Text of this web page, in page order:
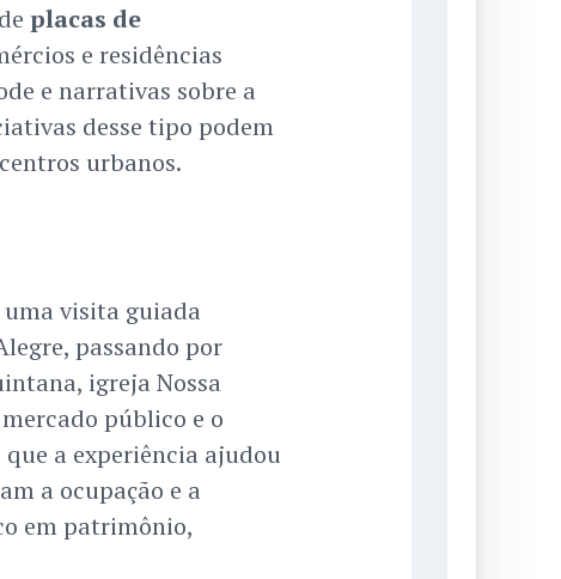
placas de
e residências
e narrativas sobre a
desse tipo podem
urbanos.
visita guiada
passando por
igreja Nossa
público e o
a experiência ajudou
a ocupação e a
em patrimônio,